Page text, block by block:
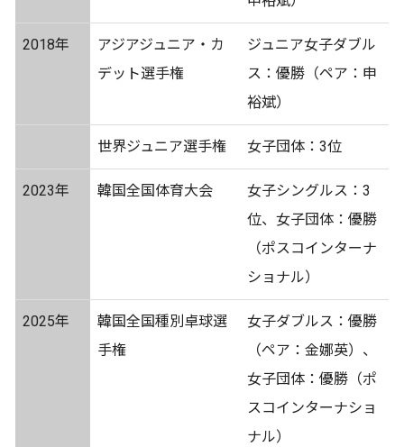
2018年
アジアジュニア・カ
デット選手権
ジュニア女子ダブル
ス：優勝（ペア：申
裕斌）
世界ジュニア選手権 女子団体：3位
2023年 韓国全国体育大会
女子シングルス：3
位、女子団体：優勝
（ポスコインターナ
ショナル）
2025年
韓国全国種別卓球選
手権
女子ダブルス：優勝
（ペア：金娜英）、
女子団体：優勝（ポ
スコインターナショ
ナル）